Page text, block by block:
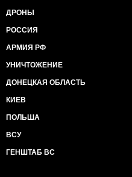
ДРОНЫ
РОССИЯ
АРМИЯ РФ
УНИЧТОЖЕНИЕ
ДОНЕЦКАЯ ОБЛАСТЬ
КИЕВ
ПОЛЬША
ВСУ
ГЕНШТАБ ВС